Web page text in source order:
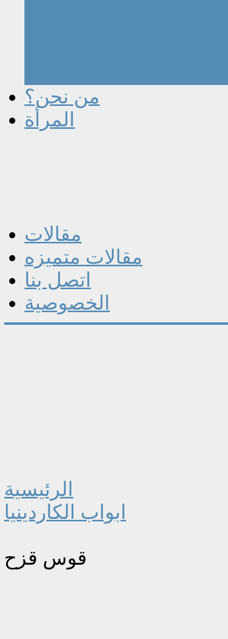
من نحن؟
المرأة
مقالات
مقالات متميزه
اتصل بنا
الخصوصية
الرئيسية
ابواب الكاردينيا
قوس قزح